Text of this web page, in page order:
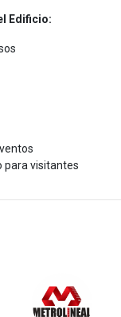
Edificio:
para visitantes